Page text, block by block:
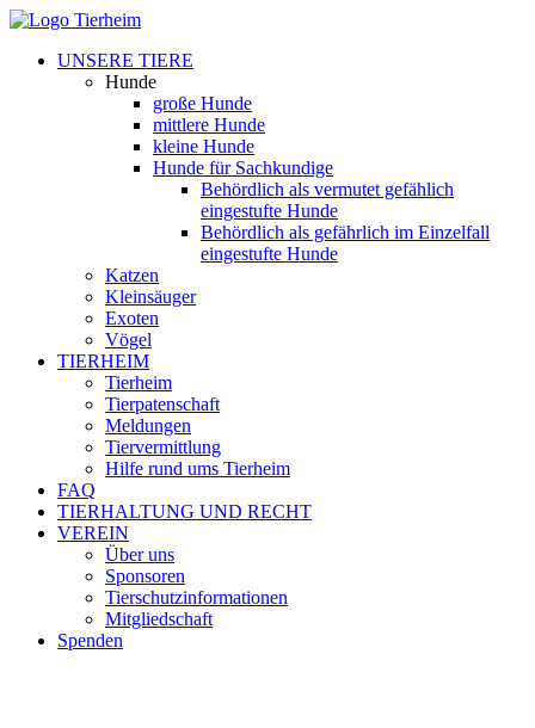
UNSERE TIERE
Hunde
große Hunde
mittlere Hunde
kleine Hunde
Hunde für Sachkundige
Behördlich als vermutet gefählich
eingestufte Hunde
Behördlich als gefährlich im Einzelfall
eingestufte Hunde
Katzen
Kleinsäuger
Exoten
Vögel
TIERHEIM
Tierheim
Tierpatenschaft
Meldungen
Tiervermittlung
Hilfe rund ums Tierheim
FAQ
TIERHALTUNG UND RECHT
VEREIN
Über uns
Sponsoren
Tierschutzinformationen
Mitgliedschaft
Spenden